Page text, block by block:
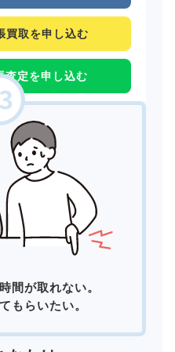
買取を申し込む
査定を申し込む
間が取れない。
もらいたい。